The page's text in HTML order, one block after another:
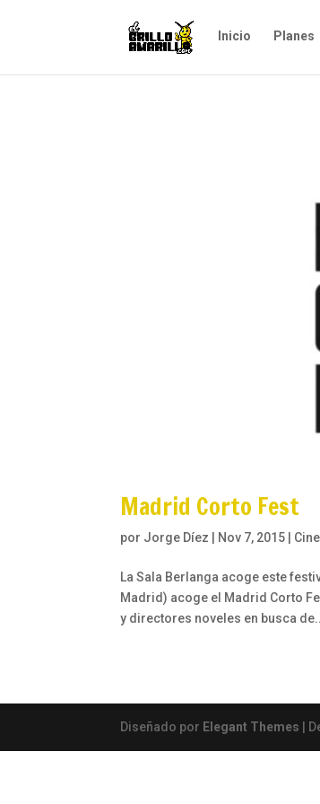
Inicio Planes
Madrid Corto Fest
por Jorge Díez Nov 7, 2015 Cine
La Sala Berlanga acoge este
Madrid) acoge el Madrid Corto
y directores noveles en busca
Diseñado por Elegant Themes |